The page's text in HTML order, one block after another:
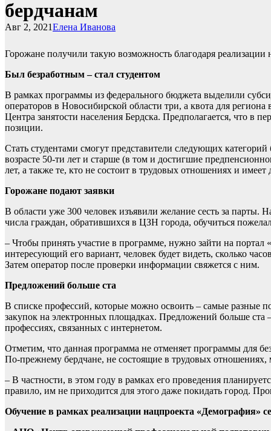
бердчанам
Елена Иванова
Авг 2, 2021
Горожане получили такую возможность благодаря реализации
Был безработным – стал студентом
В рамках программы из федерального бюджета выделили
операторов в Новосибирской области три, а квота для
Центра занятости населения Бердска. Предполагается, что в
позиции.
Стать студентами смогут представители следующих
возрасте 50-ти лет и старше (в том и достигшие
лет, а также те, кто не состоит в трудовых отношениях и имеет
Горожане подают заявки
В области уже 300 человек изъявили желание сесть за парты.
числа граждан, обратившихся в ЦЗН города, обучиться
– Чтобы принять участие в программе, нужно зайти на портал
интересующий его вариант, человек будет видеть, сколько
Затем оператор после проверки информации свяжется с ним.
Предложений больше ста
В списке профессий, которые можно освоить – самые разные
закупок на электронных площадках. Предложений больше ста
профессиях, связанных с интернетом.
Отметим, что данная программа не отменяет программы для
По-прежнему бердчане, не состоящие в трудовых отношениях,
– В частности, в этом году в рамках его проведения
правило, им не приходится для этого даже покидать город.
Обучение в рамках реализации нацпроекта «Демография»